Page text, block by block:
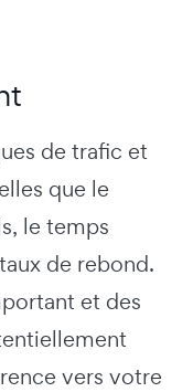
de trafic et
que le
le temps
de rebond.
et des
vers votre